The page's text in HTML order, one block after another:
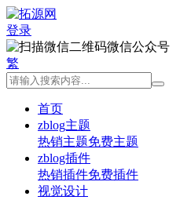
登录
微信公众号
繁
首页
zblog主题
热销主题免费主题
zblog插件
热销插件免费插件
视觉设计